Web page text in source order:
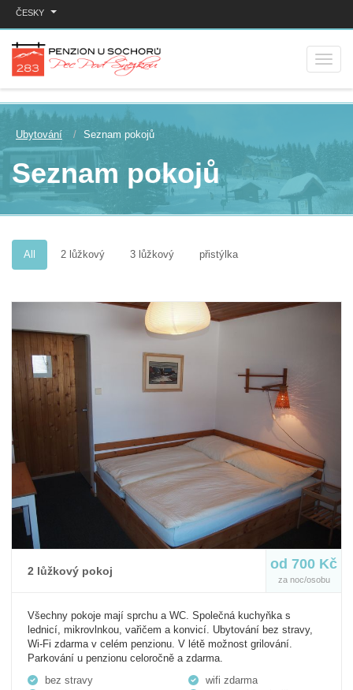
ČESKY
Ubytování Seznam pokojů
Seznam pokojů
All 2 lůžkový 3 lůžkový přistýlka
2 lůžkový pokoj od 700 Kč
za noc/osobu
Všechny pokoje mají sprchu a WC. Společná kuchyňka s
lednicí, mikrovlnkou, vařičem a konvicí. Ubytování bez stravy,
Wi-Fi zdarma v celém penzionu. V létě možnost grilování.
Parkování u penzionu celoročně a zdarma.
bez stravy
wifi zdarma